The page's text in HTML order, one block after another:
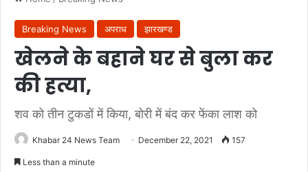
Breaking News अपराध झारखण्ड
खेलने के बहाने घर से बुला कर
की हत्या,
शव को तीन टुकडों में किया, बोरी में बंद कर फेंका लाश को
Khabar 24 News Team December 22, 2021 157
Less than a minute